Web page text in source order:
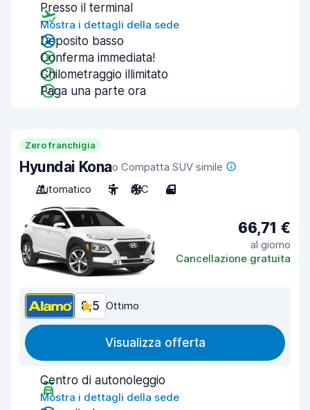
Presso il terminal
Mostra i dettagli della sede
Deposito basso
Conferma immediata!
Chilometraggio illimitato
Paga una parte ora
Zero franchigia
Hyundai Konao Compatta SUV simile
Automatico
5 A/C 4
66,71 €
al giorno
Cancellazione gratuita
8,5 Ottimo
Visualizza offerta
Centro di autonoleggio
Mostra i dettagli della sede